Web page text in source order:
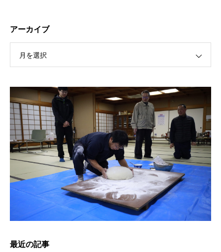
保護中: R189 ４月祭典講話（太田信弘役員）
保護中: R189 ３月祭典講話（長谷川玉枝婦人）
アーカイブ
月を選択
最近の記事